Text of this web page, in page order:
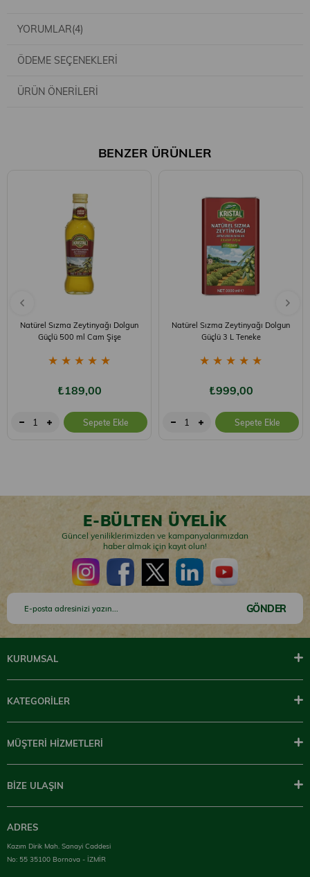
YORUMLAR(4)
ÖDEME SEÇENEKLERI
ÜRÜN ÖNERILERI
BENZER ÜRÜNLER
Natürel Sızma Zeytinyağı Dolgun
Güçlü 500 ml Cam Şişe
★ ★ ★ ★ ★
₺189,00
Sepete Ekle
Natürel Sızma Zeytinyağı Dolgun
Güçlü 3 L Teneke
★ ★ ★ ★ ★
₺999,00
Sepete Ekle
E-BÜLTEN ÜYELİK
Güncel yeniliklerimizden ve kampanyalarımızdan
haber almak için kayıt olun!
GÖNDER
KURUMSAL
KATEGORİLER
MÜŞTERİ HİZMETLERİ
BİZE ULAŞIN
ADRES
Kazım Dirik Mah. Sanayi Caddesi
No: 55 35100 Bornova - İZMİR